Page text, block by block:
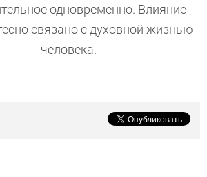
одновременно. Влияние
связано с духовной жизнью
человека.